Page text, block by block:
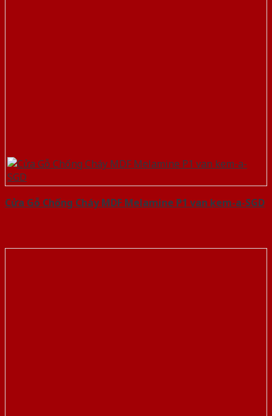
Cửa Gỗ Chống Cháy MDF Melamine P1 van kem-a-SGD